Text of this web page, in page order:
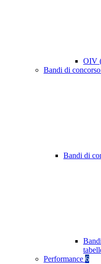
OIV
Bandi di concorso
Bandi di
Performance 6